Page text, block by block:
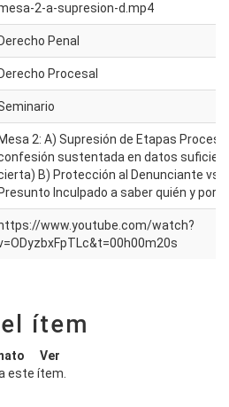
2-a-supresion-d.mp4
Derecho Penal
Derecho Procesal
Mesa 2: A) Supresión de Etapas
sustentada en datos
B) Protección al Denunciante vs.
Presunto Inculpado a saber quién y por
https://www.youtube.com/watch?
ítem
Ver
este ítem.